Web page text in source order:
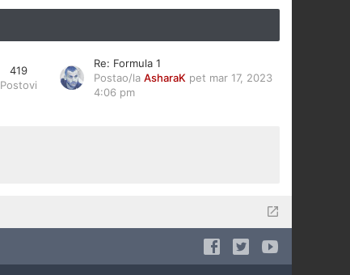
419
Postovi
Re: Formula 1
Postao/la AsharaK pet mar 17, 2023
4:06 pm